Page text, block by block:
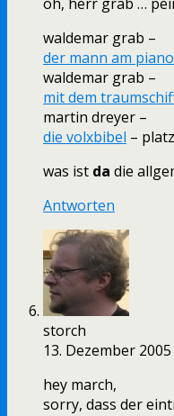
waldemar grab –
der mann am piano
waldemar grab –
mit dem
martin dreyer –
die volxbibel –
was ist da die
Antworten
storch
13. Dezember 2005
hey march,
sorry, dass der